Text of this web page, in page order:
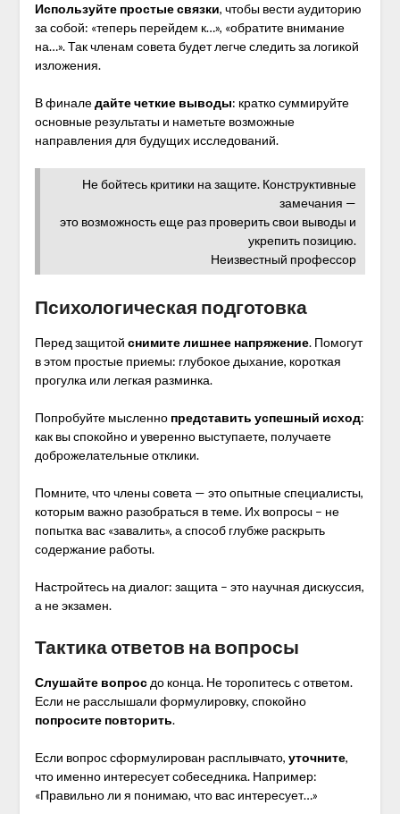
Используйте простые связки, чтобы вести аудиторию
за собой: «теперь перейдем к…», «обратите внимание
на…». Так членам совета будет легче следить за логикой
изложения.
В финаледайте четкие выводы: кратко суммируйте
основные результаты и наметьте возможные
направления для будущих исследований.
Не бойтесь критики на защите. Конструктивные
замечания —
это возможность еще раз проверить свои выводы и
укрепить позицию.
Неизвестный профессор
Психологическая подготовка
Перед защитой снимите лишнее напряжение. Помогут
в этом простые приемы: глубокое дыхание, короткая
прогулка или легкая разминка.
Попробуйте мысленно представить успешный исход:
как вы спокойно и уверенно выступаете, получаете
доброжелательные отклики.
Помните, что члены совета — это опытные специалисты,
которым важно разобраться в теме. Их вопросы – не
попытка вас «завалить», а способ глубже раскрыть
содержание работы.
Настройтесь на диалог: защита – это научная дискуссия,
а не экзамен.
Тактика ответов на вопросы
Слушайте вопросдо конца. Не торопитесь с ответом.
Если не расслышали формулировку, спокойно
попросите повторить.
Если вопрос сформулирован расплывчато, уточните,
что именно интересует собеседника. Например:
«Правильно ли я понимаю, что вас интересует…»